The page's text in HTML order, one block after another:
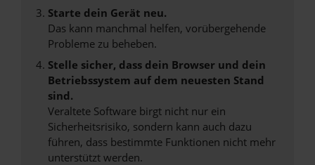
Starte dein Gerät neu.
Das kann manchmal helfen, vorübergehende
Probleme zu beheben.
Stelle sicher, dass dein Browser und dein
Betriebssystem auf dem neuesten Stand
sind.
Veraltete Software birgt nicht nur ein
Sicherheitsrisiko, sondern kann auch dazu
führen, dass bestimmte Funktionen nicht mehr
unterstützt werden.